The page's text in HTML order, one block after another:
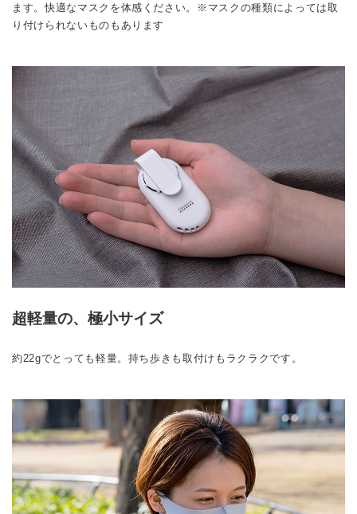
ます。快適なマスクを体感ください。※マスクの種類によっては取
り付けられないものもあります
超軽量の、極小サイズ
約22gでとっても軽量。持ち歩きも取付けもラクラクです。